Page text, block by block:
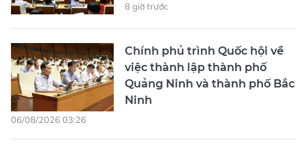
8 giờ trước
Chính phủ trình Quốc hội về
việc thành lập thành phố
Quảng Ninh và thành phố Bắc
Ninh
06/08/2026 03:26